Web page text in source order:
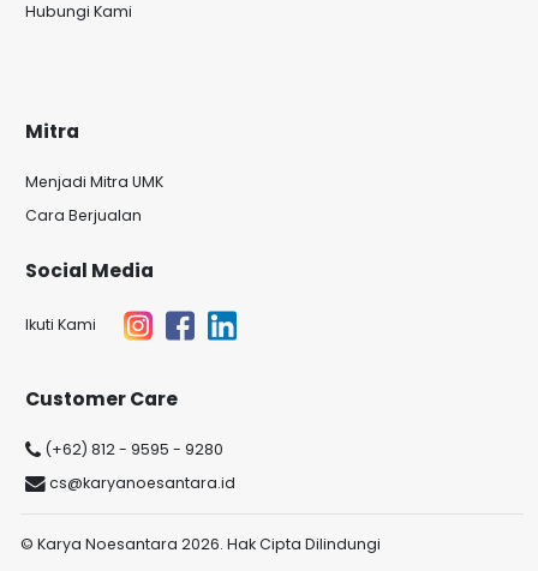
Hubungi Kami
Mitra
Menjadi Mitra UMK
Cara Berjualan
Social Media
Ikuti Kami
Customer Care
(+62) 812 - 9595 - 9280
cs@karyanoesantara.id
© Karya Noesantara 2026. Hak Cipta Dilindungi